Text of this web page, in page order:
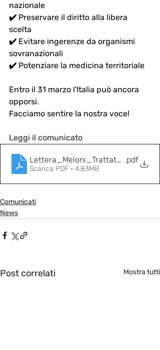
nazionale
✔️ Preservare il diritto alla libera
scelta
✔️ Evitare ingerenze da organismi
sovranazionali
✔️ Potenziare la medicina territoriale
Entro il 31 marzo l'Italia può ancora
opporsi.
Facciamo sentire la nostra voce!
Leggi il comunicato
.pdf
Scarica PDF • 4.83MB
Comunicati
News
Post correlati Mostra tutti